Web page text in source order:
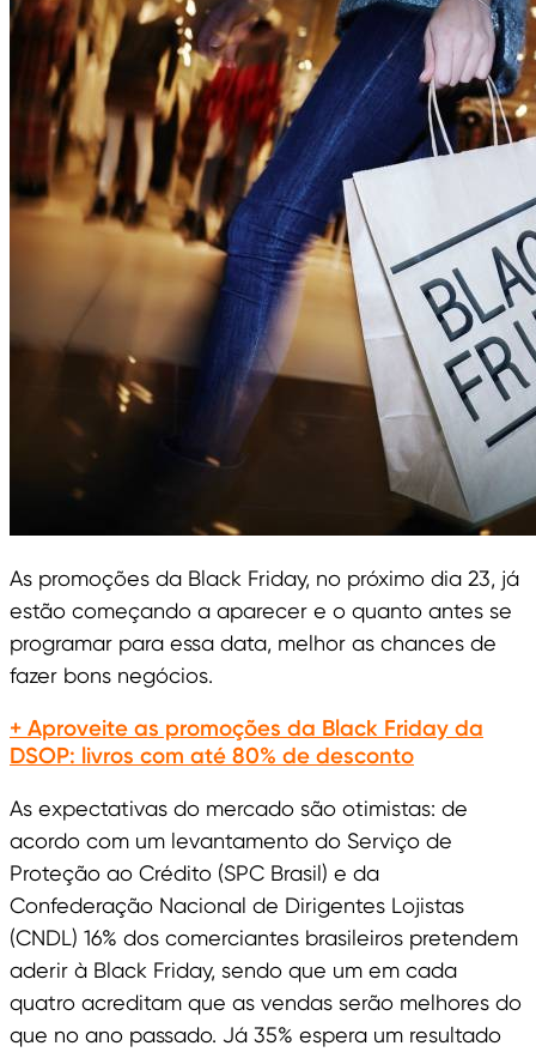
As promoções da Black Friday, no próximo dia 23, já
estão começando a aparecer e o quanto antes se
programar para essa data, melhor as chances de
fazer bons negócios.
+ Aproveite as promoções da Black Friday da
DSOP: livros com até 80% de desconto
As expectativas do mercado são otimistas: de
acordo com um levantamento do Serviço de
Proteção ao Crédito (SPC Brasil) e da
Confederação Nacional de Dirigentes Lojistas
(CNDL) 16% dos comerciantes brasileiros pretendem
aderir à Black Friday, sendo que um em cada
quatro acreditam que as vendas serão melhores do
que no ano passado. Já 35% espera um resultado